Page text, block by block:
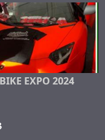
BIKE EXPO 2024